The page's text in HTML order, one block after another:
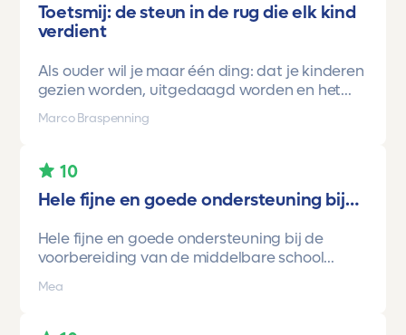
Toetsmij: de steun in de rug die elk kind
verdient
Als ouder wil je maar één ding: dat je kinderen
gezien worden, uitgedaagd worden en het
vertrouwen krijgen dat ze méér kunnen dan ze
zelf soms denken. Voor ons is Toetsmij daarin
Onze oudste dochter begon ooit op mavo-
kader. Een lieve, slimme meid, maar soms
toetsen van Toetsmij.....helder, betrouwbaar,
precies op niveau en altijd met ruimte om te
groeien kreeg ze stap voor stap het
Marco Braspenning
10
Hele fijne en goede ondersteuning bij…
Hele fijne en goede ondersteuning bij de
voorbereiding van de middelbare school
toetsen. Havo/vwo brugjaren gebruik
gemaakt van Toetsmij. Realistische toetsen.
Mea